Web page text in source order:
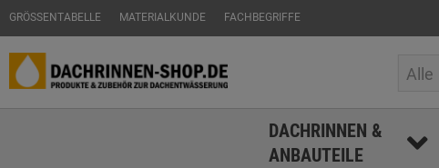
GRÖSSENTABELLE MATERIALKUNDE FACHBEGRIFFE
Alle
DACHRINNEN &
ANBAUTEILE